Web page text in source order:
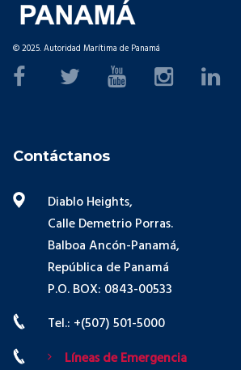
© 2025. Autoridad Marítima de Panamá
Contáctanos
Diablo Heights,
Calle Demetrio Porras.
Balboa Ancón-Panamá,
República de Panamá
P.O. BOX: 0843-00533
Tel.: +(507) 501-5000
Líneas de Emergencia